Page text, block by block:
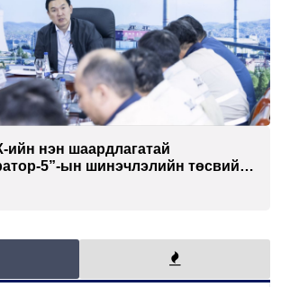
нэн шаардлагатай
5”-ын шинэчлэлийн төсвийг
болов